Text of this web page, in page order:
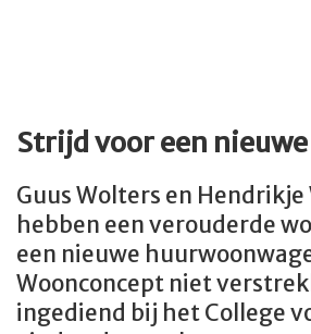
Strijd voor een
Guus Wolters en
hebben een verouderde
een nieuwe
Woonconcept niet
ingediend bij het College